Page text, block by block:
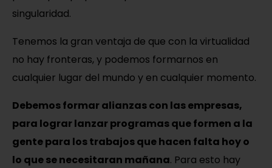
singularidad.
Tenemos la gran ventaja de que con la virtualidad
no hay fronteras, y podemos formarnos en
cualquier lugar del mundo y en cualquier momento.
Debemos formar alianzas con las empresas,
para lograr lanzar programas que formen a la
gente para los trabajos que hacen falta hoy o
lo que se necesitaran mañana. Para esto hay